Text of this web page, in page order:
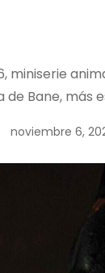
miniserie
Bane, más
noviembre 6,